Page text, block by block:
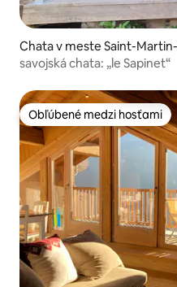
Chata v meste Saint-
savojská chata: „le Sapinet“
Obľúbené medzi hosťami
Obľúbené medzi hosťami